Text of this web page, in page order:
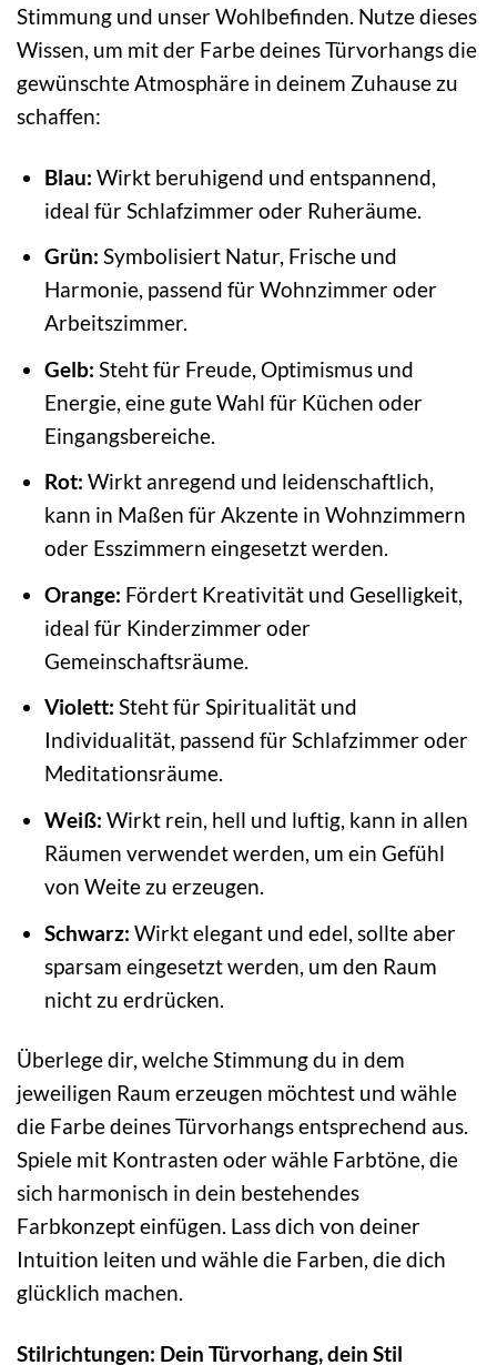
Stimmung und unser Wohlbefinden. Nutze dieses
Wissen, um mit der Farbe deines Türvorhangs die
gewünschte Atmosphäre in deinem Zuhause zu
schaffen:
Blau: Wirkt beruhigend und entspannend,
ideal für Schlafzimmer oder Ruheräume.
Grün: Symbolisiert Natur, Frische und
Harmonie, passend für Wohnzimmer oder
Arbeitszimmer.
Gelb: Steht für Freude, Optimismus und
Energie, eine gute Wahl für Küchen oder
Eingangsbereiche.
Rot: Wirkt anregend und leidenschaftlich,
kann in Maßen für Akzente in Wohnzimmern
oder Esszimmern eingesetzt werden.
Orange: Fördert Kreativität und Geselligkeit,
ideal für Kinderzimmer oder
Gemeinschaftsräume.
Violett: Steht für Spiritualität und
Individualität, passend für Schlafzimmer oder
Meditationsräume.
Weiß: Wirkt rein, hell und luftig, kann in allen
Räumen verwendet werden, um ein Gefühl
von Weite zu erzeugen.
Schwarz: Wirkt elegant und edel, sollte aber
sparsam eingesetzt werden, um den Raum
nicht zu erdrücken.
Überlege dir, welche Stimmung du in dem
jeweiligen Raum erzeugen möchtest und wähle
die Farbe deines Türvorhangs entsprechend aus.
Spiele mit Kontrasten oder wähle Farbtöne, die
sich harmonisch in dein bestehendes
Farbkonzept einfügen. Lass dich von deiner
Intuition leiten und wähle die Farben, die dich
glücklich machen.
Stilrichtungen: Dein Türvorhang, dein Stil